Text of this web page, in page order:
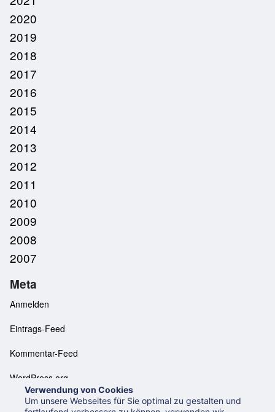
2020
2019
2018
2017
2016
2015
2014
2013
2012
2011
2010
2009
2008
2007
Meta
Anmelden
Eintrags-Feed
Kommentar-Feed
WordPress.org
Verwendung von Cookies
Um unsere Webseites für Sie optimal zu gestalten und